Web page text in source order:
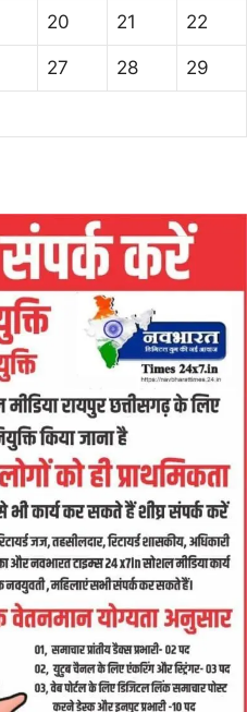
20 21 22
27 28 29